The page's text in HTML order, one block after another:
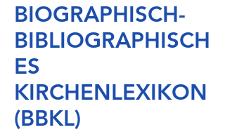
BIOGRAPHISCH-
BIBLIOGRAPHISCH
ES
KIRCHENLEXIKON
(BBKL)